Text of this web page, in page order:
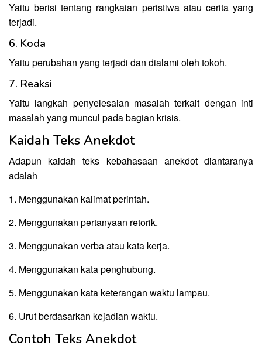
Yaitu berisi tentang rangkaian peristiwa atau cerita yang
terjadi.
6. Koda
Yaitu perubahan yang terjadi dan dialami oleh tokoh.
7. Reaksi
Yaitu langkah penyelesaian masalah terkait dengan inti
masalah yang muncul pada bagian krisis.
Kaidah Teks Anekdot
Adapun kaidah teks kebahasaan anekdot diantaranya
adalah
1. Menggunakan kalimat perintah.
2. Menggunakan pertanyaan retorik.
3. Menggunakan verba atau kata kerja.
4. Menggunakan kata penghubung.
5. Menggunakan kata keterangan waktu lampau.
6. Urut berdasarkan kejadian waktu.
Contoh Teks Anekdot